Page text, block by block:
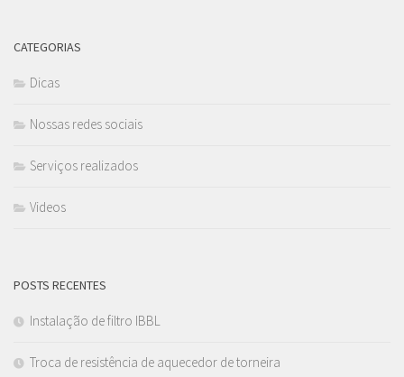
CATEGORIAS
Dicas
Nossas redes sociais
Serviços realizados
Videos
POSTS RECENTES
Instalação de filtro IBBL
Troca de resistência de aquecedor de torneira